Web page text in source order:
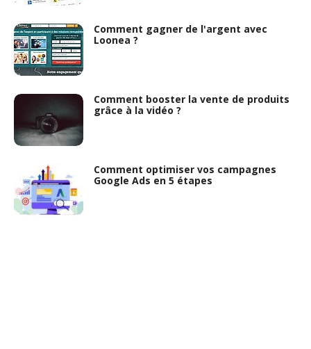
Comment gagner de l'argent avec
Loonea ?
Comment booster la vente de produits
grâce à la vidéo ?
Comment optimiser vos campagnes
Google Ads en 5 étapes